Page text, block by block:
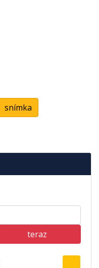
snímka
teraz